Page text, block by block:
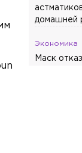
домашней
Экономика
Маск